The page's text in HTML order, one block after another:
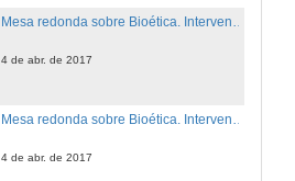
4 de abr. de 2017
Mesa redonda sobre Bioética. Intervención de Jesús Manuel Míguez
4 de abr. de 2017